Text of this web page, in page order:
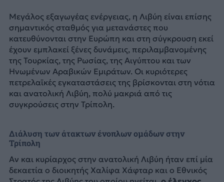
Μεγάλος εξαγωγέας ενέργειας, η Λιβύη είναι επίσης
σημαντικός σταθμός για μετανάστες που
κατευθύνονται στην Ευρώπη και στη σύγκρουση εκεί
έχουν εμπλακεί ξένες δυνάμεις, περιλαμβανομένης
της Τουρκίας, της Ρωσίας, της Αιγύπτου και των
Ηνωμένων Αραβικών Εμιράτων. Οι κυριότερες
πετρελαϊκές εγκαταστάσεις της βρίσκονται στη νότια
και ανατολική Λιβύη, πολύ μακριά από τις
συγκρούσεις στην Τρίπολη.
Διάλυση των άτακτων ένοπλων ομάδων στην
Τρίπολη
Αν και κυρίαρχος στην ανατολική Λιβύη ήταν επί μία
δεκαετία ο διοικητής Χαλίφα Χάφταρ και ο Εθνικός